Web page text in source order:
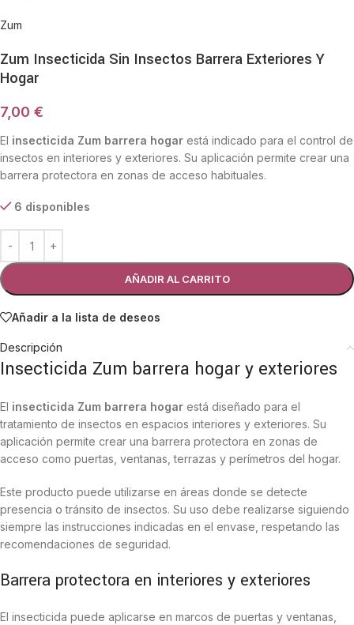
Zum
Zum Insecticida Sin Insectos Barrera Exteriores Y
Hogar
7,00 €
El insecticida Zum barrera hogar está indicado para el control de
insectos en interiores y exteriores. Su aplicación permite crear una
barrera protectora en zonas de acceso habituales.
6 disponibles
AÑADIR AL CARRITO
Añadir a la lista de deseos
Descripción
Insecticida Zum barrera hogar y exteriores
El insecticida Zum barrera hogar está diseñado para el
tratamiento de insectos en espacios interiores y exteriores. Su
aplicación permite crear una barrera protectora en zonas de
acceso como puertas, ventanas, terrazas y perímetros del hogar.
Este producto puede utilizarse en áreas donde se detecte
presencia o tránsito de insectos. Su uso debe realizarse siguiendo
siempre las instrucciones indicadas en el envase, respetando las
recomendaciones de seguridad.
Barrera protectora en interiores y exteriores
El insecticida puede aplicarse en marcos de puertas y ventanas,